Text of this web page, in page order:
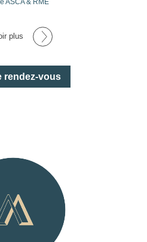
ASCA & RME
plus
rendez-vous